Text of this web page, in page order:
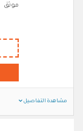
موثق
مشاهدة التفاصيل